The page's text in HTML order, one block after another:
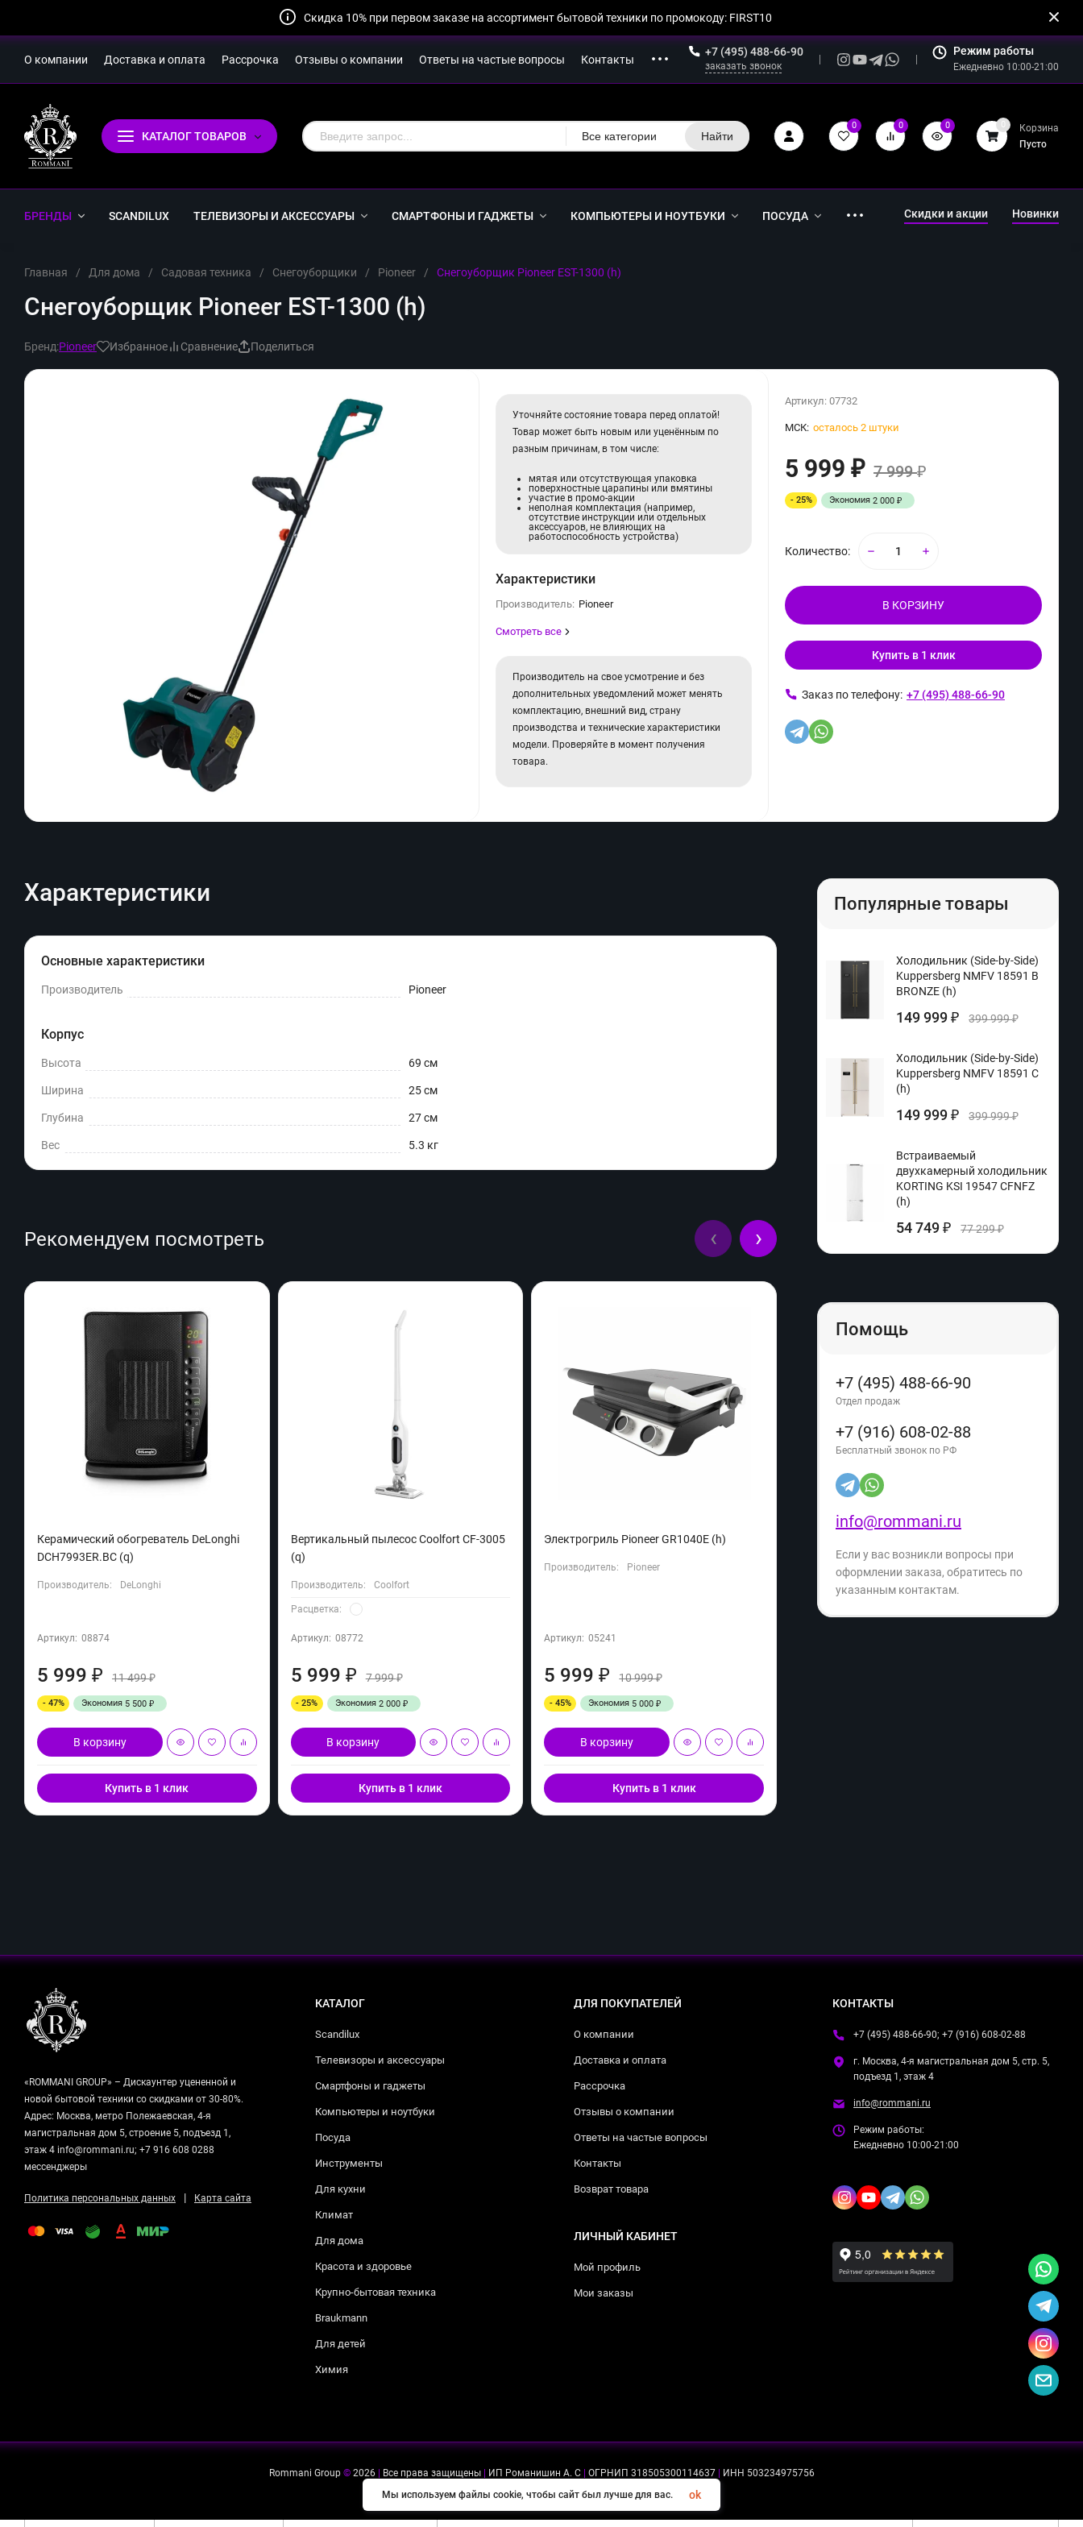
Скидка 10% при первом заказе на ассортимент бытовой техники по промокоду: FIRST10
О компании Доставка и оплата Рассрочка Отзывы о компании Ответы на частые вопросы Контакты
+7 (495) 488-66-90
заказать звонок
Режим работы
Ежедневно 10:00-21:00
КАТАЛОГ ТОВАРОВ Все категории Найти
0 0 0 0
Корзина
Пусто
БРЕНДЫ SCANDILUX ТЕЛЕВИЗОРЫ И АКСЕССУАРЫ СМАРТФОНЫ И ГАДЖЕТЫ КОМПЬЮТЕРЫ И НОУТБУКИ ПОСУДА Скидки и акции Новинки
Главная / Для дома / Садовая техника / Снегоуборщики / Pioneer / Снегоуборщик Pioneer EST-1300 (h)
Снегоуборщик Pioneer EST-1300 (h)
Бренд:Pioneer Избранное Сравнение Поделиться
Уточняйте состояние товара перед оплатой!
Товар может быть новым или уценённым по
разным причинам, в том числе:
мятая или отсутствующая упаковка
поверхностные царапины или вмятины
участие в промо-акции
неполная комплектация (например,
отсутствие инструкции или отдельных
аксессуаров, не влияющих на
работоспособность устройства)
Характеристики
Производитель: Pioneer
Смотреть все
Производитель на свое усмотрение и без
дополнительных уведомлений может менять
комплектацию, внешний вид, страну
производства и технические характеристики
модели. Проверяйте в момент получения
товара.
Артикул:07732
МСК: осталось 2 штуки
5 999₽ 7 999₽
- 25% Экономия2 000₽
Количество:
В КОРЗИНУ
Купить в 1 клик
Заказ по телефону: +7 (495) 488-66-90
Характеристики
Основные характеристики
Производитель Pioneer
Корпус
Высота 69 см
Ширина 25 см
Глубина 27 см
Вес 5.3 кг
Рекомендуем посмотреть
Керамический обогреватель DeLonghi
DCH7993ER.BC (q)
Производитель: DeLonghi
Артикул: 08874
5 999 ₽ 11 499₽
- 47% Экономия 5 500 ₽
В корзину
Купить в 1 клик
Вертикальный пылесос Coolfort CF-3005
(q)
Производитель: Coolfort
Расцветка:
Артикул: 08772
5 999 ₽ 7 999₽
- 25% Экономия 2 000 ₽
В корзину
Купить в 1 клик
Электрогриль Pioneer GR1040E (h)
Производитель: Pioneer
Артикул: 05241
5 999₽ 10 999₽
- 45% Экономия 5 000₽
В корзину
Купить в 1 клик
RG7387WH (q)
Расцветка:
‹ ›
Популярные товары
Холодильник (Side-by-Side)
Kuppersberg NMFV 18591 B
BRONZE (h)
149 999₽ 399 999₽
Холодильник (Side-by-Side)
Kuppersberg NMFV 18591 C
(h)
149 999₽ 399 999₽
Встраиваемый
двухкамерный холодильник
KORTING KSI 19547 CFNFZ
(h)
54 749₽ 77 299₽
Помощь
+7 (495) 488-66-90
Отдел продаж
+7 (916) 608-02-88
Бесплатный звонок по РФ
info@rommani.ru
Если у вас возникли вопросы при
оформлении заказа, обратитесь по
указанным контактам.
«ROMMANI GROUP» – Дискаунтер уцененной и
новой бытовой техники со скидками от 30-80%.
Адрес: Москва, метро Полежаевская, 4-я
магистральная дом 5, строение 5, подъезд 1,
этаж 4 info@rommani.ru; +7 916 608 0288
мессенджеры
Политика персональных данных | Карта сайта
КАТАЛОГ
Scandilux
Телевизоры и аксессуары
Смартфоны и гаджеты
Компьютеры и ноутбуки
Посуда
Инструменты
Для кухни
Климат
Для дома
Красота и здоровье
Крупно-бытовая техника
Braukmann
Для детей
Химия
ДЛЯ ПОКУПАТЕЛЕЙ
О компании
Доставка и оплата
Рассрочка
Отзывы о компании
Ответы на частые вопросы
Контакты
Возврат товара
ЛИЧНЫЙ КАБИНЕТ
Мой профиль
Мои заказы
КОНТАКТЫ
+7 (495) 488-66-90; +7 (916) 608-02-88
г. Москва, 4-я магистральная дом 5, стр. 5,
подъезд 1, этаж 4
info@rommani.ru
Режим работы:
Ежедневно 10:00-21:00
Rommani Group ©2026 | Все права защищены | ИП Романишин А. С | ОГРНИП 318505300114637 | ИНН 503234975756
Мы используем файлы cookie, чтобы сайт был лучше для вас.
ok